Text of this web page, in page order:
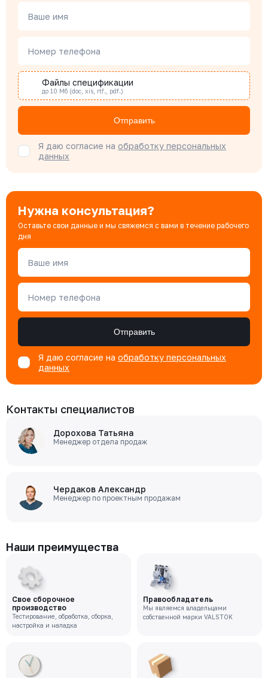
Наталья Гомонова
Бондарюк Евгения
Специалист отдела продаж
Ваше имя
Номер телефона
Файлы спецификации
до 10 Мб (doc, xis, rtf., pdf.)
Отправить
Я даю согласие на обработку персональных
данных
Нужна консультация?
Оставьте свои данные и мы свяжемся с вами в течение рабочего
дня
Ваше имя
Номер телефона
Отправить
Я даю согласие на обработку персональных
данных
Контакты специалистов
Дорохова Татьяна
Менеджер отдела продаж
Чердаков Александр
Менеджер по проектным продажам
Наши преимущества
Свое сборочное
производство
Тестирование, обработка, сборка,
настройка и наладка
Правообладатель
Мы являемся владельцами
собственной марки VALSTOK